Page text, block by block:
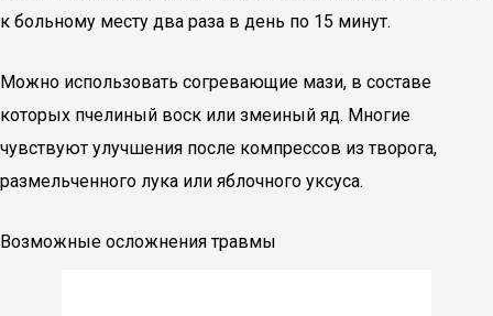
к больному месту два раза в день по 15 минут.
Можно использовать согревающие мази, в составе
которых пчелиный воск или змеиный яд. Многие
чувствуют улучшения после компрессов из творога,
размельченного лука или яблочного уксуса.
Возможные осложнения травмы